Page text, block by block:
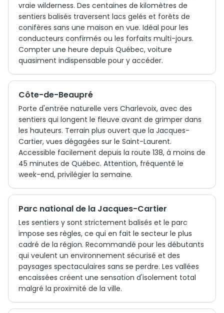
vraie wilderness. Des centaines de kilomètres de
sentiers balisés traversent lacs gelés et forêts de
conifères sans une maison en vue. Idéal pour les
conducteurs confirmés ou les forfaits multi-jours.
Compter une heure depuis Québec, voiture
quasiment indispensable pour y accéder.
Côte-de-Beaupré
Porte d'entrée naturelle vers Charlevoix, avec des
sentiers qui longent le fleuve avant de grimper dans
les hauteurs. Terrain plus ouvert que la Jacques-
Cartier, vues dégagées sur le Saint-Laurent.
Accessible facilement depuis la route 138, à moins de
45 minutes de Québec. Attention, fréquenté le
week-end, privilégier la semaine.
Parc national de la Jacques-Cartier
Les sentiers y sont strictement balisés et le parc
impose ses règles, ce qui en fait le secteur le plus
cadré de la région. Recommandé pour les débutants
qui veulent un environnement sécurisé et des
paysages spectaculaires sans se perdre. Les vallées
encaissées créent une sensation d'isolement total
malgré la proximité de la ville.